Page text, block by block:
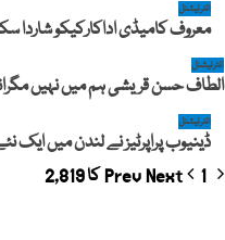
انٹرنیشنل
معروف کامیڈی اداکارکیکو شاردا
انٹرنیشنل
الطاف حسن قریشی ہم میں نہیں
انٹرنیشنل
ڈینیوب پراپرٹیز نے لندن میں ایک
Next 1 کا 2,819